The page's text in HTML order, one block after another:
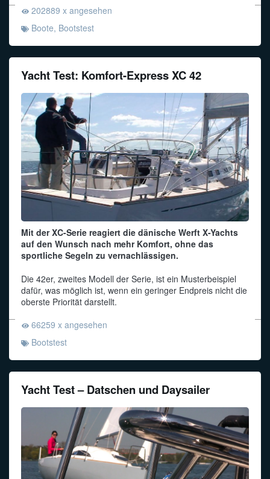
202889 x angesehen
Boote, Bootstest
Yacht Test: Komfort-Express XC 42
Mit der XC-Serie reagiert die dänische Werft X-Yachts
auf den Wunsch nach mehr Komfort, ohne das
sportliche Segeln zu vernachlässigen.
Die 42er, zweites Modell der Serie, ist ein Musterbeispiel
dafür, was möglich ist, wenn ein geringer Endpreis nicht die
oberste Priorität darstellt.
66259 x angesehen
Bootstest
Yacht Test – Datschen und Daysailer
Funkalphabet